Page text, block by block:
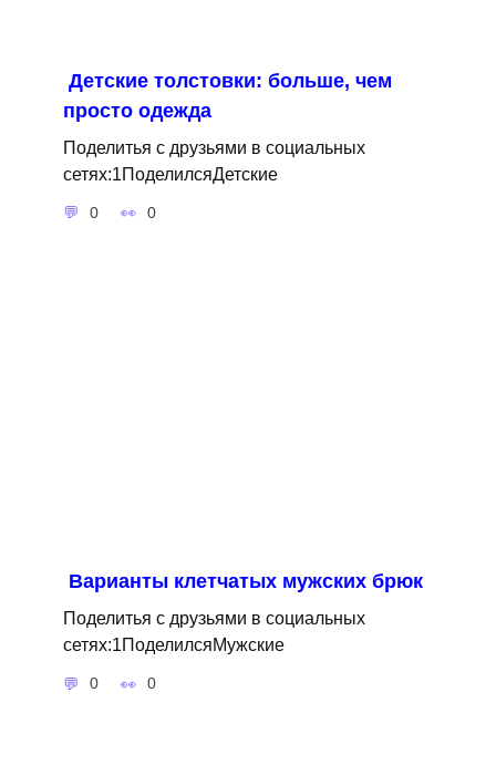
Детские толстовки: больше, чем
просто одежда
Поделитья с друзьями в социальных
сетях:1ПоделилсяДетские
0 0
Варианты клетчатых мужских брюк
Поделитья с друзьями в социальных
сетях:1ПоделилсяМужские
0 0